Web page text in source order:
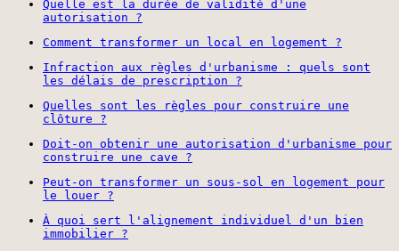
Quelle est la durée de validité d'une
autorisation ?
Comment transformer un local en logement ?
Infraction aux règles d'urbanisme : quels sont
les délais de prescription ?
Quelles sont les règles pour construire une
clôture ?
Doit-on obtenir une autorisation d'urbanisme pour
construire une cave ?
Peut-on transformer un sous-sol en logement pour
le louer ?
À quoi sert l'alignement individuel d'un bien
immobilier ?